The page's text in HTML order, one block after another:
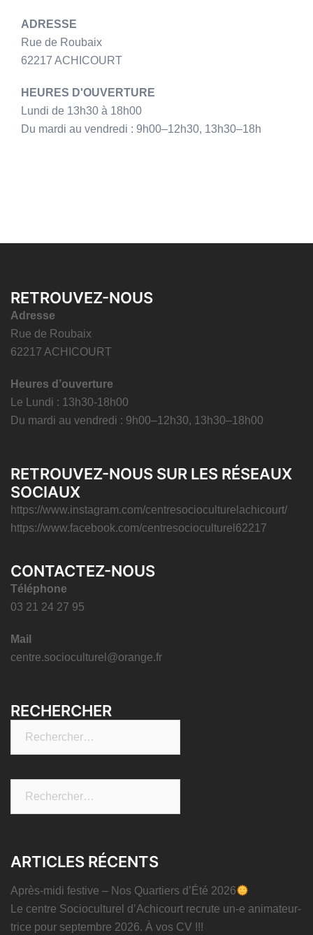
ADRESSE
Rue de Roubaix
62217 ACHICOURT
HEURES D'OUVERTURE
Lundi de 13h30 à 18h00
Du mardi au vendredi : 9h00–12h30, 13h30–18h
RETROUVEZ-NOUS
Adresse
Rue de Roubaix
62217 ACHICOURT
Heures d’ouverture
Le Lundi : 13h30-18h00
Du mardi au vendredi : 9h00–12h30, 13h30–18h00
RETROUVEZ-NOUS SUR LES RÉSEAUX
SOCIAUX
https://www.instagram.com/centresocioculturelachicourt/
https://www.facebook.com/centresocioculturel62217
CONTACTEZ-NOUS
Téléphone
03 21 24 27 95
Mail
centre.socioculturel@orange.fr
RECHERCHER
ARTICLES RÉCENTS
Après-midi festive – Nos Quartiers d’Été 2026
Le centre Socioculturel d’Achicourt recrute un-e animateur-
trice pour septembre 2026. À vos CV !!!